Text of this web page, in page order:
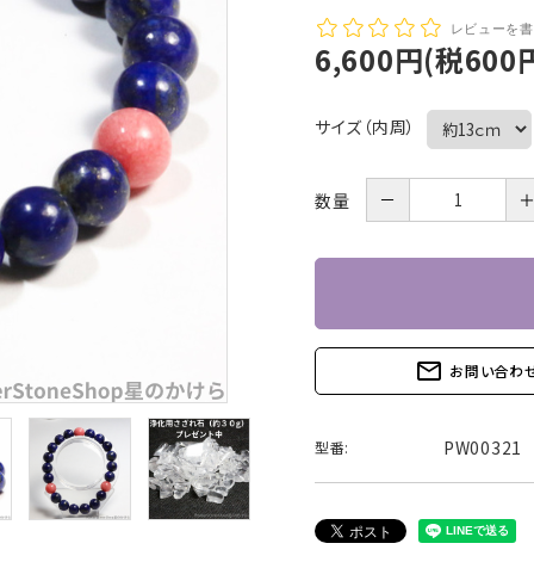
レビューを書
6,600円(税600
サイズ（内周）
数量 － ＋
mail_outline お問い合わ
型番: PW00321